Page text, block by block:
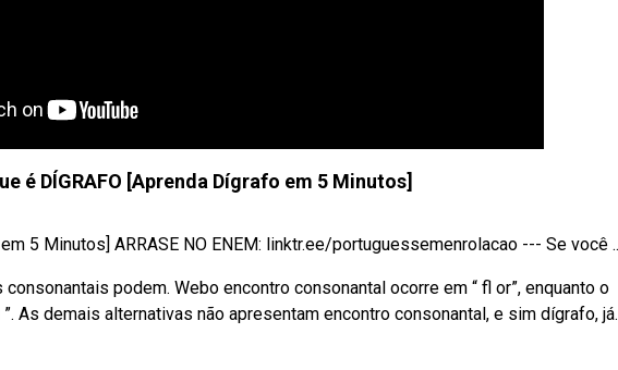
é DÍGRAFO [Aprenda Dígrafo em 5 Minutos]
5 Minutos] ARRASE NO ENEM: linktr.ee/portuguessemenrolacao​ --- Se você
podem. Webo encontro consonantal ocorre em “ fl or”, enquanto o
As demais alternativas não apresentam encontro consonantal, e sim dígrafo, já.